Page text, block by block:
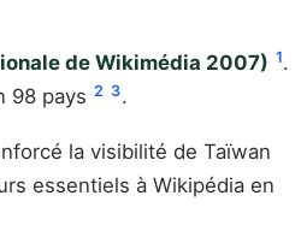
de Wikimédia 2007) 1.
98 pays 2 3.
la visibilité de Taïwan
essentiels à Wikipédia en